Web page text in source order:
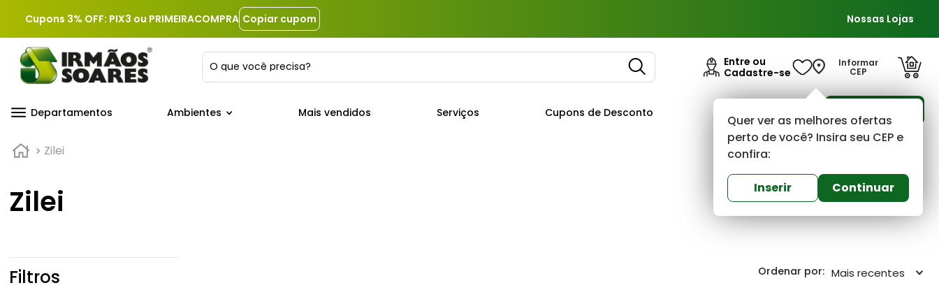
Cupons 3% OFF: PIX3 ou PRIMEIRACOMPRA Copiar cupom Nossas Lojas
O que você precisa?
Entre ou
Cadastre-se
Informar
CEP
Quer ver as melhores ofertas
perto de você? Insira seu CEP e
confira:
Inserir Continuar
Departamentos Ambientes Mais vendidos Serviços Cupons de Desconto
Zilei
Zilei
Filtros Mais recentes